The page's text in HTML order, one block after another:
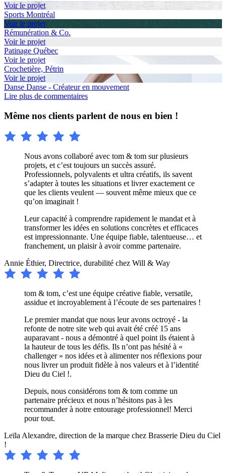
Voir le projet
Sports Montréal
Voir le projet
Rémunération & Co.
Voir le projet
Patinage Québec
Voir le projet
Crochetière, Pétrin
Voir le projet
Danse Danse - Créateur en mouvement
Lire plus de commentaires
Même nos clients parlent de nous en bien !
Nous avons collaboré avec tom & tom sur plusieurs
projets, et c’est toujours un succès assuré.
Professionnels, polyvalents et ultra créatifs, ils savent
s’adapter à toutes les situations et livrer exactement ce
que les clients veulent — souvent même mieux que ce
qu’on imaginait !
Leur capacité à comprendre rapidement le mandat et à
transformer les idées en solutions concrètes et efficaces
est impressionnante. Une équipe fiable, talentueuse… et
franchement, un plaisir à avoir comme partenaire.
Annie Éthier, Directrice, durabilité chez Will & Way
tom & tom, c’est une équipe créative fiable, versatile,
assidue et incroyablement à l’écoute de ses partenaires !
Le premier mandat que nous leur avons octroyé - la
refonte de notre site web qui avait été créé 15 ans
auparavant - nous a démontré à quel point ils étaient à
la hauteur de tous les défis. Ils n’ont pas hésité à «
challenger » nos idées et à alimenter nos réflexions pour
nous livrer un produit fidèle à nos valeurs et à l’identité
Dieu du Ciel !.
Depuis, nous considérons tom & tom comme un
partenaire précieux et nous n’hésitons pas à les
recommander à notre entourage professionnel! Merci
pour tout.
Leïla Alexandre, direction de la marque chez Brasserie Dieu du Ciel
!